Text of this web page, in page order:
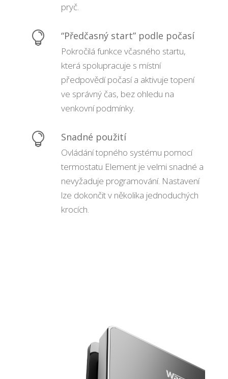
pryč.
 “Předčasný start” podle počasí
Pokročilá funkce včasného startu,
která spolupracuje s místní
předpovědí počasí a aktivuje topení
ve správný čas, bez ohledu na
venkovní podmínky.
 Snadné použití
Ovládání topného systému pomocí
termostatu Element je velmi snadné a
nevyžaduje programování. Nastavení
lze dokončit v několika jednoduchých
krocích.